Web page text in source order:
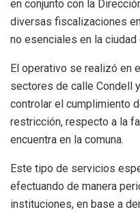
en conjunto con la
diversas fiscalizaciones
no esenciales en la ciudad
El operativo se realizó en
sectores de calle Condell
controlar el cumplimiento
restricción, respecto a la
encuentra en la comuna.
Este tipo de servicios
efectuando de manera
instituciones, en base a